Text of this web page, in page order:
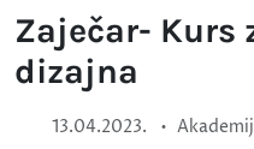
Zaječar- Kurs
dizajna
13.04.2023. •